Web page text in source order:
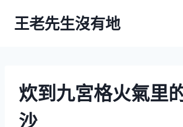
王老先生沒有地
炊到九宮格火氣里
沙